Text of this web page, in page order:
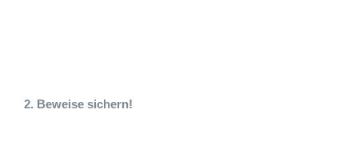
2. Beweise sichern!